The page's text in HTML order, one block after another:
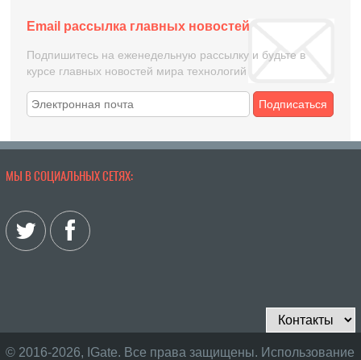
Email рассылка главных новостей
Подпишитесь на еженедельную рассылку и будьте в
курсе главных новостей мира технологий
Подписаться
МЫ В СОЦИАЛЬНЫХ СЕТЯХ:
© 2016-2026, IGate. Все права защищены. Использование